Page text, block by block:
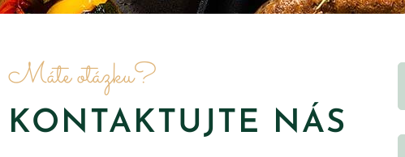
Máte otázku?
KONTAKTUJTE NÁS